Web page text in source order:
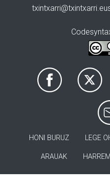
HONI BURUZ LEGE
ARAUAK